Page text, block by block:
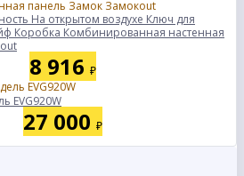
На открытом воздухе Ключ для
Коробка Комбинированная настенная
8 916 ₽
EVG920W
27 000 ₽